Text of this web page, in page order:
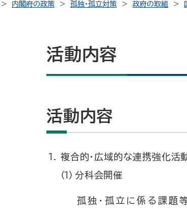
内閣府の政策 孤独・孤立対策 政府の取組
活動内容
活動内容
複合的・広域的な連携強化活
分科会開催
孤独・孤立に係る課題